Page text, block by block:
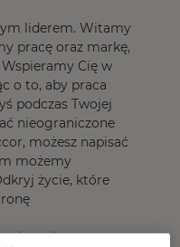
liderem. Witamy
pracę oraz markę,
Cię w
o to, aby praca
podczas Twojej
nieograniczone
możesz napisać
możemy
życie, które
się